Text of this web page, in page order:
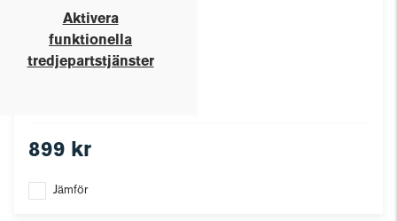
Aktivera
funktionella
tredjepartstjänster
899 kr
Jämför